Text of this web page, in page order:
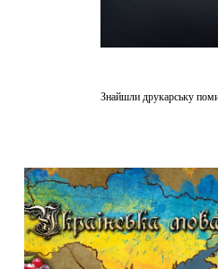
Знайшли друкарську